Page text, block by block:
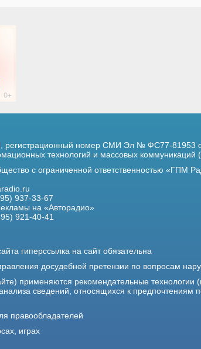
регистрационный номер СМИ Эл № ФС77-81953
технологий и массовых коммуникаций
с ограниченной ответственностью «ГПМ
937-33-67
на «Авторадио»
921-40-41
гиперссылка на сайт обязательна
досудебной претензии по вопросам
применяются рекомендательные
сведений, относящихся к предпочтениям
правообладателей
играх